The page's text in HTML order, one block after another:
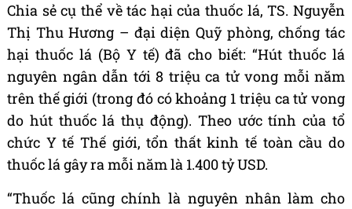
Chia sẻ cụ thể về tác hại của thuốc lá, TS. Nguyễn
Thị Thu Hương – đại diện Quỹ phòng, chống tác
hại thuốc lá (Bộ Y tế) đã cho biết: “Hút thuốc lá
nguyên ngân dẫn tới 8 triệu ca tử vong mỗi năm
trên thế giới (trong đó có khoảng 1 triệu ca tử vong
do hút thuốc lá thụ động). Theo ước tính của tổ
chức Y tế Thế giới, tổn thất kinh tế toàn cầu do
thuốc lá gây ra mỗi năm là 1.400 tỷ USD.
“Thuốc lá cũng chính là nguyên nhân làm cho